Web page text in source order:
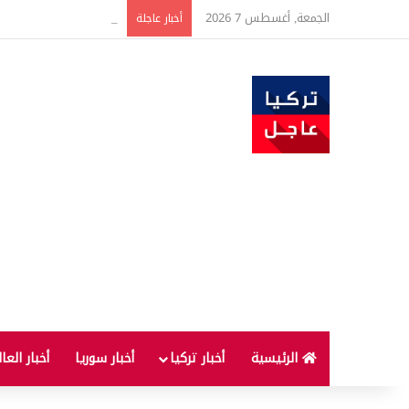
الجمعة, أغسطس 7 2026 أخبار عاجلة ارتفاع أسعار الغذاء
الرئيسية أخبار تركيا أخبار سوريا أخبار